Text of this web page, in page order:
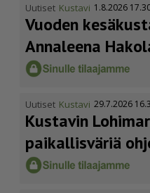
Uutiset Kustavi 1.8.2026
Vuoden
Annaleena
Uutiset Kustavi 29.7.2026
Kustavin
paikallisväriä